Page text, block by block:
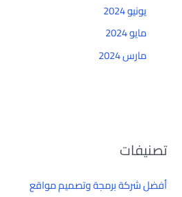
يونيو 2024
مايو 2024
مارس 2024
تصنيفات
أفضل شركة برمجة وتصميم مواقع